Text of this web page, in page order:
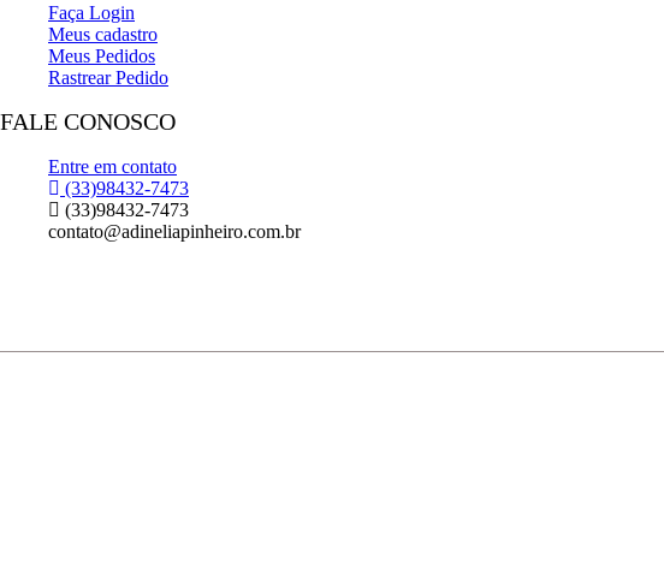
Faça Login
Meus cadastro
Meus Pedidos
Rastrear Pedido
FALE CONOSCO
Entre em contato
(33)98432-7473
(33)98432-7473
contato@adineliapinheiro.com.br